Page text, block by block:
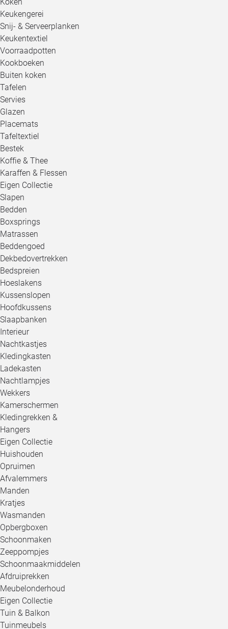
Keukengerei
Snij- & Serveerplanken
Keukentextiel
Voorraadpotten
Kookboeken
Buiten koken
Tafelen
Servies
Glazen
Placemats
Tafeltextiel
Bestek
Koffie & Thee
Karaffen & Flessen
Eigen Collectie
Slapen
Bedden
Boxsprings
Matrassen
Beddengoed
Dekbedovertrekken
Bedspreien
Hoeslakens
Kussenslopen
Hoofdkussens
Slaapbanken
Interieur
Nachtkastjes
Kledingkasten
Ladekasten
Nachtlampjes
Wekkers
Kamerschermen
Kledingrekken &
Hangers
Eigen Collectie
Huishouden
Opruimen
Afvalemmers
Manden
Kratjes
Wasmanden
Opbergboxen
Schoonmaken
Zeeppompjes
Schoonmaakmiddelen
Afdruiprekken
Meubelonderhoud
Eigen Collectie
Tuin & Balkon
Tuinmeubels